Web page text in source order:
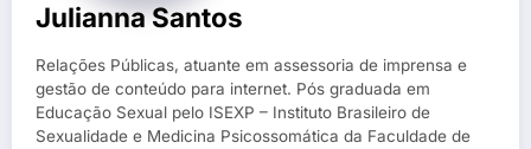
Julianna Santos
Relações Públicas, atuante em assessoria de imprensa e
gestão de conteúdo para internet. Pós graduada em
Educação Sexual pelo ISEXP – Instituto Brasileiro de
Sexualidade e Medicina Psicossomática da Faculdade de